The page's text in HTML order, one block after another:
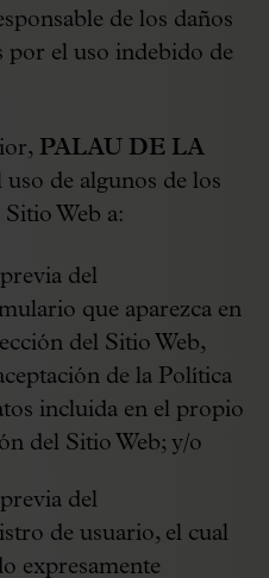
de los daños
por el uso indebido de
PALAU DE LA
de algunos de los
Web a:
del
que aparezca en
del Sitio Web,
de la Política
incluida en el propio
del Sitio Web; y/o
del
de usuario, el cual
expresamente